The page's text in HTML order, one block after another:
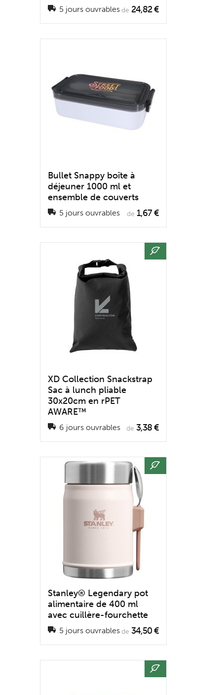
5 jours ouvrables de 24,82 €
Bullet Snappy boîte à
déjeuner 1000 ml et
ensemble de couverts
5 jours ouvrables de 1,67 €
XD Collection Snackstrap
Sac à lunch pliable
30x20cm en rPET
AWARE™
6 jours ouvrables de 3,38 €
Stanley® Legendary pot
alimentaire de 400 ml
avec cuillère-fourchette
5 jours ouvrables de 34,50 €